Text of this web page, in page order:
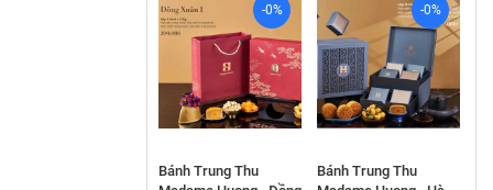
-0%
Bánh Trung Thu
-0%
Bánh Trung Thu